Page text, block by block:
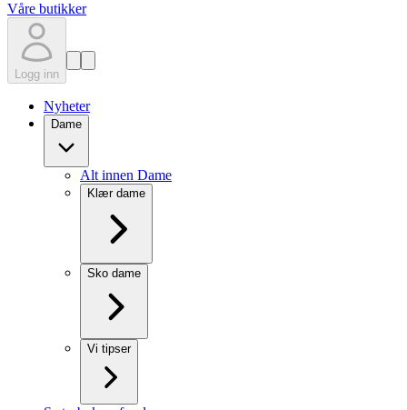
Våre butikker
Logg inn
Nyheter
Dame
Alt innen Dame
Klær dame
Sko dame
Vi tipser